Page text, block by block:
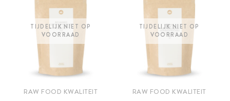
TIJDELIJK NIET OP
VOORRAAD
RAW FOOD KWALITEIT
TIJDELIJK NIET OP
VOORRAAD
RAW FOOD KWALITEIT